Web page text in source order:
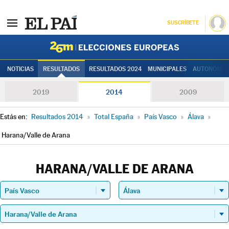
SUSCRÍBETE
NOTICIAS RESULTADOS RESULTADOS 2024 MUNICIPALES
2019 2014 2009
Estás en: Resultados 2014 » Total España » País Vasco » Álava »
Harana/Valle de Arana
HARANA/VALLE DE ARANA